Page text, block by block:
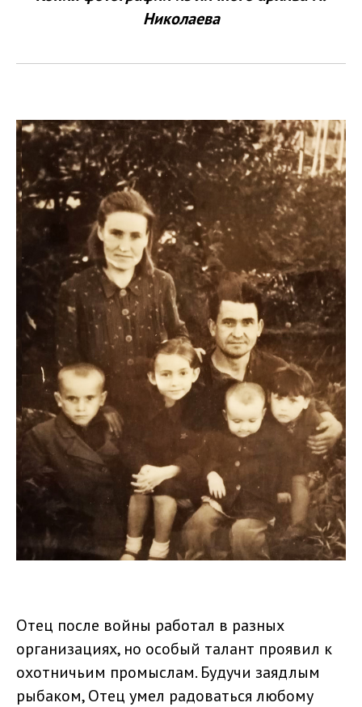
Николаева
Отец после войны работал в разных
организациях, но особый талант проявил к
охотничьим промыслам. Будучи заядлым
рыбаком, Отец умел радоваться любому